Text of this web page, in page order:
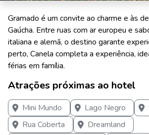
Gramado é um convite ao charme e às
Gaúcha. Entre ruas com ar europeu e
italiana e alemã, o destino garante
perto, Canela completa a experiência,
férias em família.
Atrações próximas ao hotel
Mini Mundo Lago Negro
Rua Coberta
Dreamland